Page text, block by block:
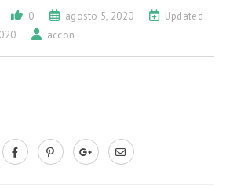
0 agosto 5, 2020
Updated
accon